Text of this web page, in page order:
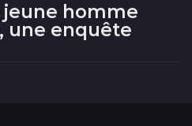
jeune homme
une enquête